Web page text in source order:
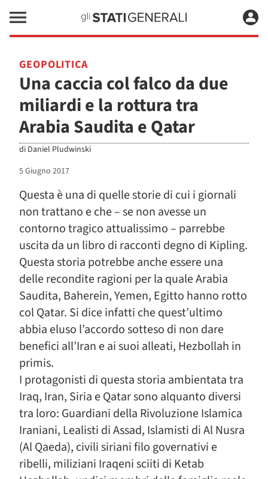
GEOPOLITICA
Una caccia col falco da due
miliardi e la rottura tra
Arabia Saudita e Qatar
di Daniel Pludwinski
5 Giugno 2017
Questa è una di quelle storie di cui i giornali
non trattano e che – se non avesse un
contorno tragico attualissimo – parrebbe
uscita da un libro di racconti degno di Kipling.
Questa storia potrebbe anche essere una
delle recondite ragioni per la quale Arabia
Saudita, Baherein, Yemen, Egitto hanno rotto
col Qatar. Si dice infatti che quest’ultimo
abbia eluso l’accordo sotteso di non dare
benefici all’Iran e ai suoi alleati, Hezbollah in
primis.
I protagonisti di questa storia ambientata tra
Iraq, Iran, Siria e Qatar sono alquanto diversi
tra loro: Guardiani della Rivoluzione Islamica
Iraniani, Lealisti di Assad, Islamisti di Al Nusra
(Al Qaeda), civili siriani filo governativi e
ribelli, miliziani Iraqeni sciiti di Ketab